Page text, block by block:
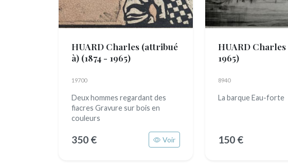
HUARD Charles (attribué
à) (1874 - 1965)
19700
Deux hommes regardant des
fiacres Gravure sur bois en
couleurs
350 € Voir
HUARD Charles
1965)
8940
La barque Eau-forte
150 €